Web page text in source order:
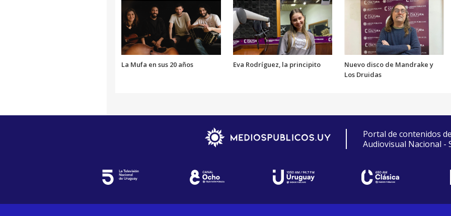
La Mufa en sus 20 años Eva Rodríguez, la principito
Nuevo disco de Mandrake y
Los Druidas
Portal de contenidos
Audiovisual Nacional -